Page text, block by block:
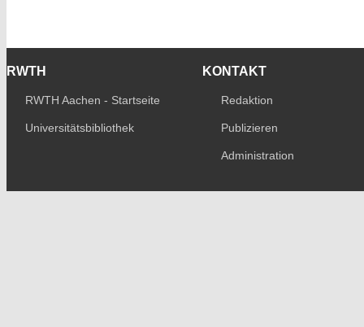
RWTH
RWTH Aachen - Startseite
Universitätsbibliothek
KONTAKT
Redaktion
Publizieren
Administration